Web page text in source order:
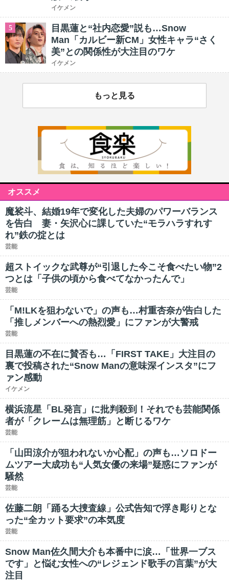
イケメン
5
目黒蓮と“社内恋愛”説も…Snow
Man「カルビー新CM」女性キャラ“さく
美”との関係性が大注目のワケ
イケメン
もっと見る
オススメ
魔裟斗、結婚19年で変化した夫婦のパワーバランス
を告白 妻・矢沢心に課していた“モラハラすれす
れ”鉄の掟とは
芸能
超ストイックな武尊が“引退した今こそ食べたい物”2
つとは「子供の頃から食べてなかったんで」
芸能
「M!LKを狙わないで」の声も…村重杏奈が告白した
「推しメンバーへの熱烈愛」にファンが大警戒
芸能
目黒蓮の不在に賛否も…「FIRST TAKE」大注目の
裏で投稿された“Snow Manの意味深インスタ”にフ
ァン感動
イケメン
横浜流星「BL発言」に批判殺到！それでも芸能関係
者が「クレームは無理筋」と断じるワケ
芸能
「山田涼介が狙われないか心配」の声も…ソロドー
ムツアー大成功も“人気女優の来場”疑惑にファンが
騒然
芸能
佐藤二朗「踊る大捜査線」公式告知で浮き彫りとな
った“全カット要求”の本気度
芸能
Snow Man佐久間大介も本番中に涙…「世界一ブス
です」と悩む女性への“レジェンド歌手の言葉”が大
注目